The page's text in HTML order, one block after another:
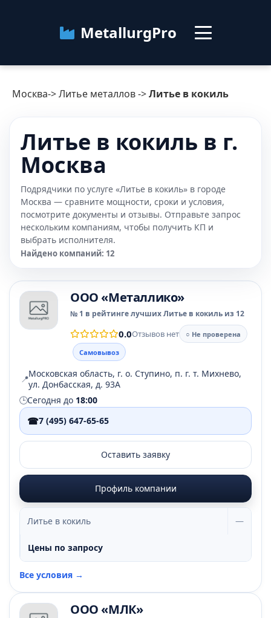
MetallurgPro
Москва
Блог
Москва->Литье металлов->Литье в кокиль
Литье в кокиль в г.
Москва
Подрядчики по услуге «Литье в кокиль» в городе
Москва — сравните мощности, сроки и условия,
посмотрите документы и отзывы. Отправьте запрос
нескольким компаниям, чтобы получить КП и
выбрать исполнителя.
Найдено компаний: 12
ООО «Металлико»
№ 1 в рейтинге лучших Литье в кокиль из 12
0.0Отзывов нет
○ Не проверена
Самовывоз
📍Московская область, г. о. Ступино, п. г. т. Михнево,
ул. Донбасская, д. 93А
🕒Сегодня до 18:00
☎7 (495) 647-65-65
Оставить заявку
Профиль компании
Литье в кокиль —
Цены по запросу
Все условия →
ООО «МЛК»